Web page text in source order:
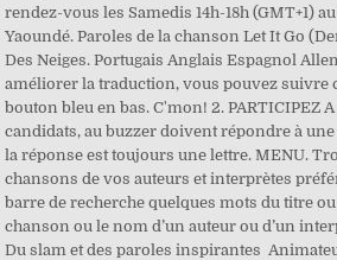
rendez-vous les Samedis 14h-18h (GMT+1)
Yaoundé. Paroles de la chanson Let It Go
Des Neiges. Portugais Anglais Espagnol
améliorer la traduction, vous pouvez suivre
bouton bleu en bas. C'mon! 2. PARTICIPEZ
candidats, au buzzer doivent répondre à
la réponse est toujours une lettre. MENU.
chansons de vos auteurs et interprètes
barre de recherche quelques mots du titre ou
chanson ou le nom d’un auteur ou d’un
Du slam et des paroles inspirantes